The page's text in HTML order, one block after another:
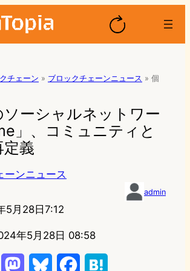
チェーン » ブロックチェーンニュース » 個
ソーシャルネットワー
」、コミュニティと
定義
ーンニュース
admin
5月28日7:12
年5月28日 08:58